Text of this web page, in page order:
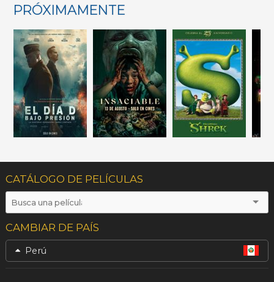
PRÓXIMAMENTE
CATÁLOGO DE PELÍCULAS
CAMBIAR DE PAÍS
Perú